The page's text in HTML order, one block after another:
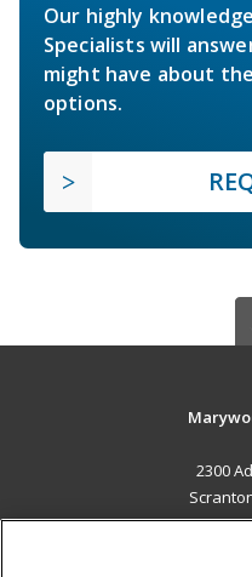
Our highly
Specialists will
might have about
options.
2300